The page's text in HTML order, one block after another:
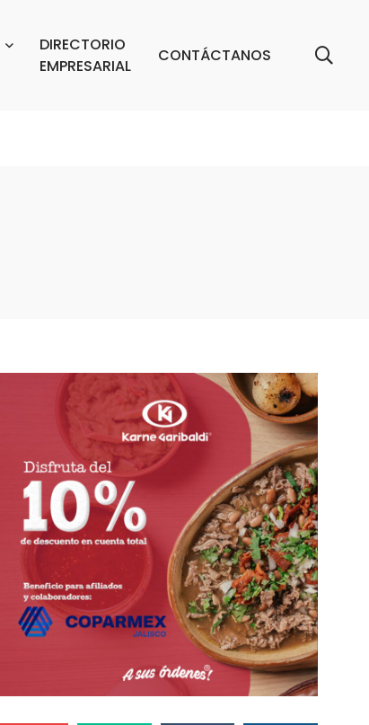
DIRECTORIO
EMPRESARIAL
CONTÁCTANOS